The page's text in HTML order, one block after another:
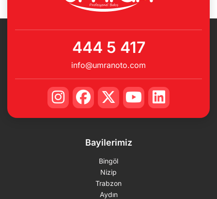
444 5 417
info@umranoto.com
Bayilerimiz
Bingöl
Nizip
Trabzon
Aydın